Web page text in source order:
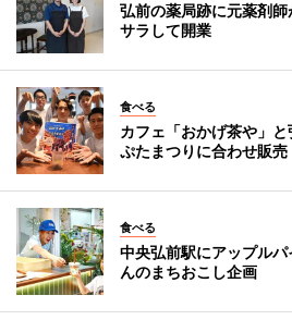
弘前の薬局跡に元薬剤
サラして開業
食べる
カフェ「おかげ茶や」
ぷたまつりに合わせ販売
食べる
中央弘前駅にアップル
んのまちおこし企画